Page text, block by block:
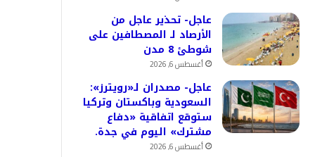
عاجل- تحذير عاجل من
الأرصاد لـ المصطافين على
شوطئ 8 مدن
أغسطس 6, 2026
عاجل- مصدران لـ«رويترز»:
السعودية وباكستان وتركيا
ستوقع اتفاقية «دفاع
مشترك» اليوم في جدة.
أغسطس 6, 2026